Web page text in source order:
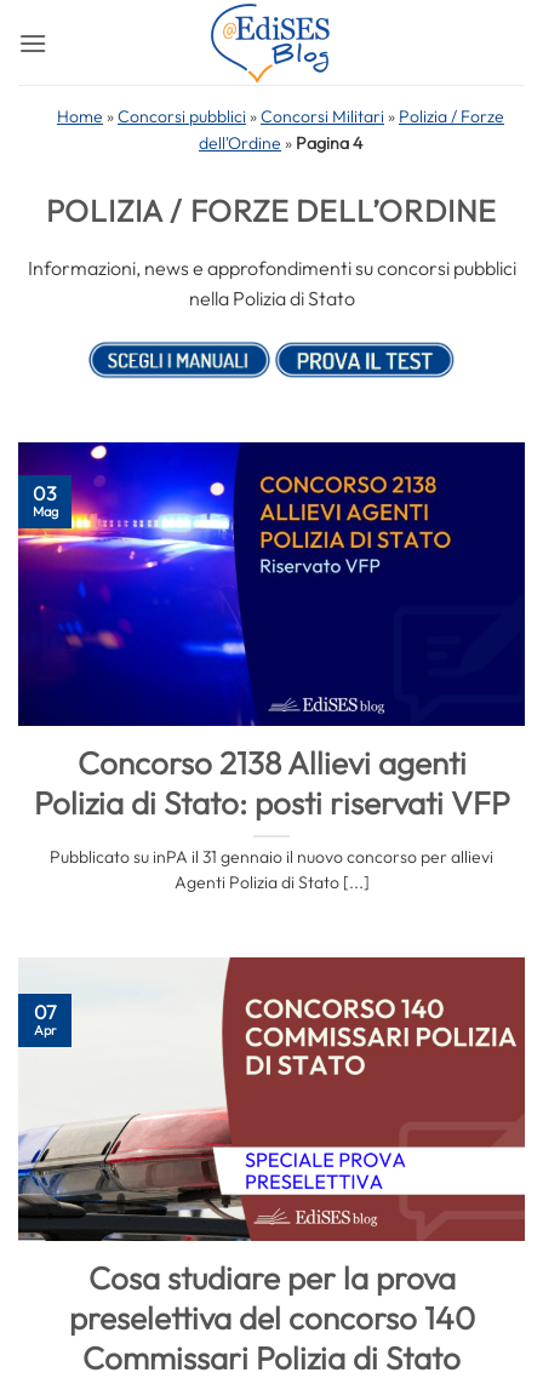
Home »Concorsi pubblici »Concorsi Militari » Polizia / Forze
dell'Ordine » Pagina 4
POLIZIA / FORZE DELL’ORDINE
Informazioni, news e approfondimenti su concorsi pubblici
nella Polizia di Stato
Concorso 2138 Allievi agenti
Polizia di Stato: posti riservati VFP
Pubblicato su inPA il 31 gennaio il nuovo concorso per allievi
Agenti Polizia di Stato [...]
03
Mag
Cosa studiare per la prova
preselettiva del concorso 140
Commissari Polizia di Stato
07
Apr